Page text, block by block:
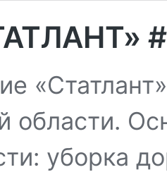
области.
уборка